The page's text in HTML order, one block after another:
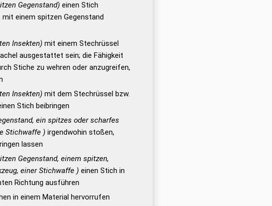
Gegenstand) einen Stich
mit einem spitzen Gegenstand
Insekten) mit einem Stechrüssel
ausgestattet sein; die Fähigkeit
Stiche zu wehren oder anzugreifen,
Insekten) mit dem Stechrüssel bzw.
Stich beibringen
ein spitzes oder scharfes
Stichwaffe ) irgendwohin stoßen,
lassen
Gegenstand, einem spitzen,
einer Stichwaffe ) einen Stich in
Richtung ausführen
in einem Material hervorrufen